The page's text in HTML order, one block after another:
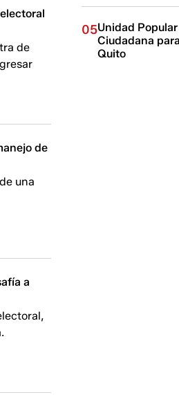
de
de
una
a
05Unidad
Ciudadana
Quito